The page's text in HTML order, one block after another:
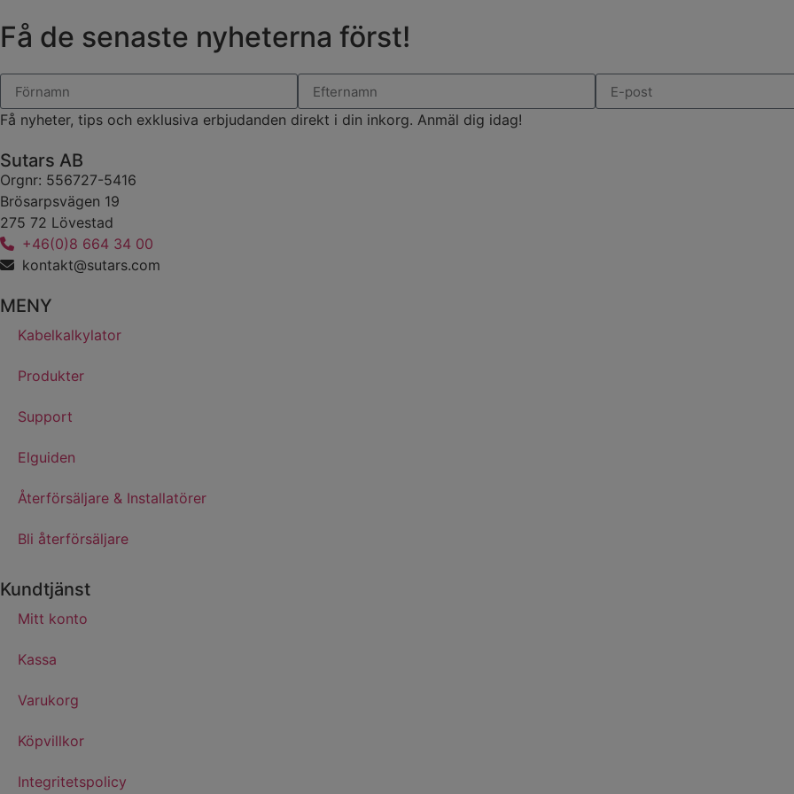
Få de senaste nyheterna först!
Få nyheter, tips och exklusiva erbjudanden direkt i din inkorg. Anmäl dig idag!
Sutars AB
Orgnr: 556727-5416
Brösarpsvägen 19
275 72 Lövestad
+46(0)8 664 34 00
kontakt@sutars.com
MENY
Kabelkalkylator
Produkter
Support
Elguiden
Återförsäljare & Installatörer
Bli återförsäljare
Kundtjänst
Mitt konto
Kassa
Varukorg
Köpvillkor
Integritetspolicy